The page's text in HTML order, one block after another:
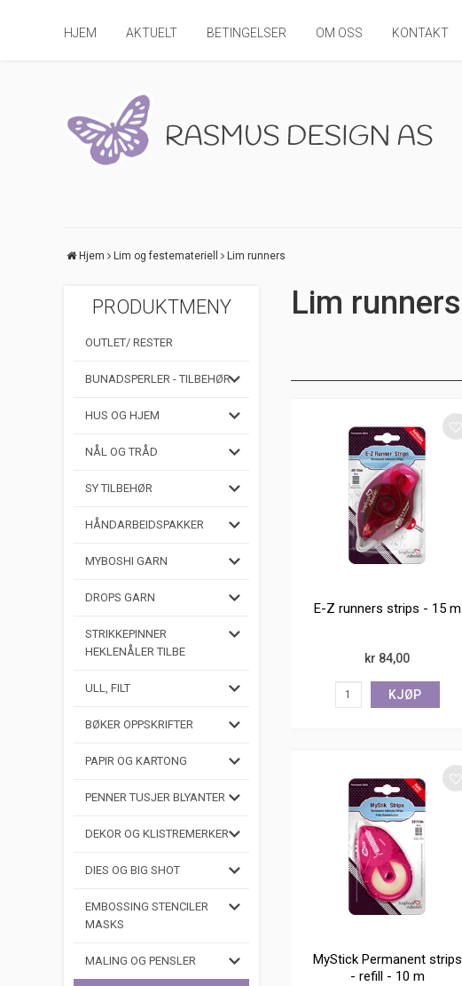
HJEM AKTUELT BETINGELSER OM OSS KONTAKT
Hjem Lim og festemateriell Lim runners
PRODUKTMENY
OUTLET/ RESTER
BUNADSPERLER - TILBEHØR
HUS OG HJEM
NÅL OG TRÅD
SY TILBEHØR
HÅNDARBEIDSPAKKER
MYBOSHI GARN
DROPS GARN
STRIKKEPINNER
HEKLENÅLER TILBE
ULL, FILT
BØKER OPPSKRIFTER
PAPIR OG KARTONG
PENNER TUSJER BLYANTER
DEKOR OG KLISTREMERKER
DIES OG BIG SHOT
EMBOSSING STENCILER
MASKS
MALING OG PENSLER
Lim runners
E-Z runners strips - 15 m
kr 84,00
KJØP
MyStick Permanent strips
- refill - 10 m